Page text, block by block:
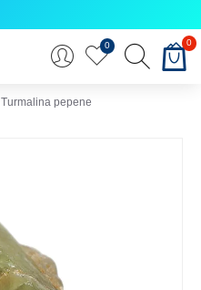
0 0
Turmalina pepene